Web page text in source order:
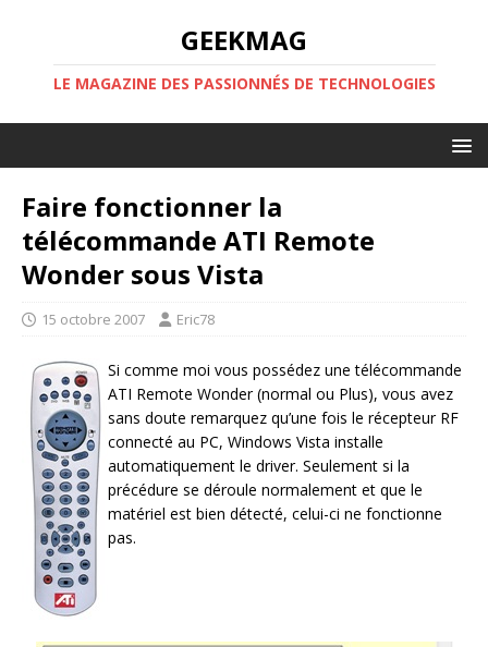
GEEKMAG
LE MAGAZINE DES PASSIONNÉS DE TECHNOLOGIES
Faire fonctionner la
télécommande ATI Remote
Wonder sous Vista
15 octobre 2007 Eric78
Si comme moi vous possédez une télécommande
ATI Remote Wonder (normal ou Plus), vous avez
sans doute remarquez qu’une fois le récepteur RF
connecté au PC, Windows Vista installe
automatiquement le driver. Seulement si la
précédure se déroule normalement et que le
matériel est bien détecté, celui-ci ne fonctionne
pas.